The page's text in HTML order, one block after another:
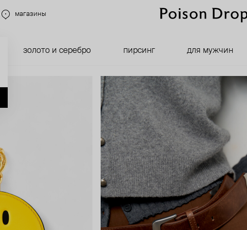
магазины
золото и серебро пирсинг для мужчин